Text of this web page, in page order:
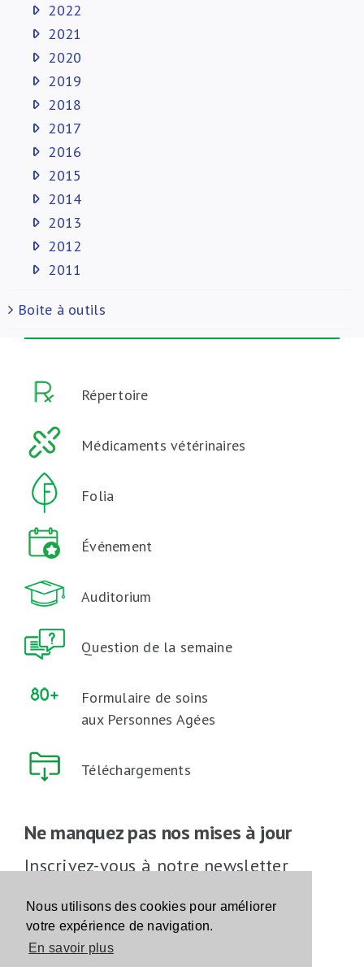
Nous utilisons des cookies pour améliorer
votre expérience de navigation.
En savoir plus
2022
2021
2020
2019
2018
2017
2016
2015
2014
2013
2012
2011
Boite à outils
Répertoire
Médicaments vétérinaires
Folia
Événement
Auditorium
Question de la semaine
Formulaire de soins
aux Personnes Agées
Téléchargements
Ne manquez pas nos mises à jour
Inscrivez-vous à notre newsletter
Inscrivez-vous
Suivez-nous sur les réseaux sociaux